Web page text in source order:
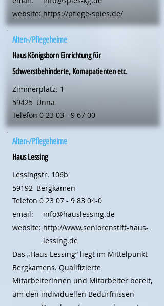
website: https://pflege-spies.de/
Alten-/Pflegeheime
Haus Königsborn Einrichtung für
Schwerstbehinderte, Komapatienten etc.
Zimmerplatz. 1
59425 Unna
Telefon 0 23 03 - 9 67 00
Alten-/Pflegeheime
Haus Lessing
Lessingstr. 106b
59192 Bergkamen
Telefon 0 23 07 - 9 83 04-0
email:
website:
info@hauslessing.de
http://www.seniorenstift-haus-
lessing.de
Das „Haus Lessing“ liegt im Mittelpunkt
Bergkamens. Qualifizierte
Mitarbeiterinnen und Mitarbeiter bereit,
um den individuellen Bedürfnissen